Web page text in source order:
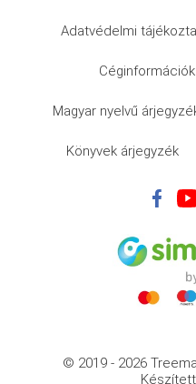
Adatvédelmi
Céginformációk
Magyar nyelvű
Könyvek árjegyzék
© 2019 - 2026